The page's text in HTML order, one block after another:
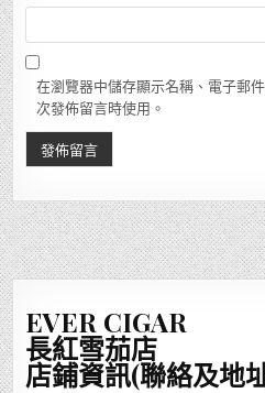
在瀏覽器中儲存顯示名稱、電子郵
次發佈留言時使用。
EVER CIGAR
長紅雪茄店
店鋪資訊(聯絡及地